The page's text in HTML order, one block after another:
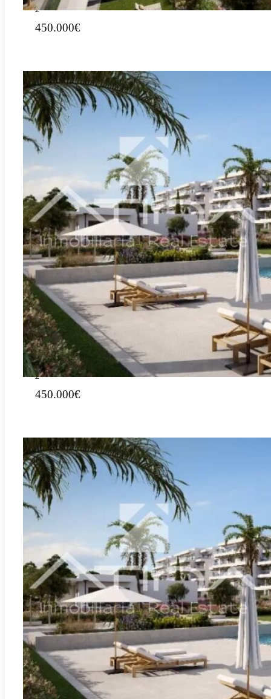
2
450.000€
El Verger REF:A-
3422ResEdenia
Jouw paradijs in Residencial Edenia, El Verger: leef het
leven waar je altijd al van gedroomd hebt
124.50m
3
2
450.000€
El Verger REF:A-
3440ResEdenia
Jouw paradijs in Residencial Edenia, El Verger: leef het
leven waar je altijd al van gedroomd hebt